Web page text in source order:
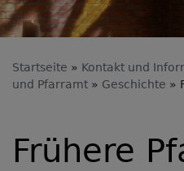
Startseite Kontakt und
und Pfarramt
Geschichte
Frühere